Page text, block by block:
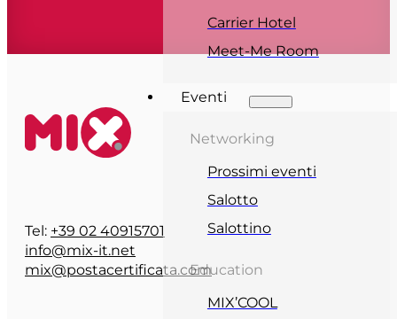
Carrier Hotel
Meet-Me Room
Eventi
Networking
Prossimi eventi
Salotto
Salottino
Education
MIX’COOL
Tel: +39 02 40915701
info@mix-it.net
mix@postacertificata.com